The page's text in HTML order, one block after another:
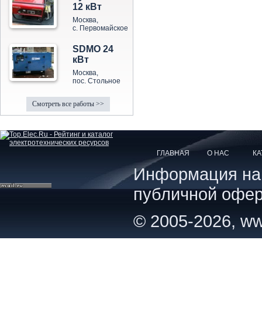
12 кВт
Москва,
с. Первомайское
SDMO 24
кВт
Москва,
пос. Стольное
Смотреть все работы >>
ГЛАВНАЯ О НАС
Информация на
публичной
© 2005-2026,